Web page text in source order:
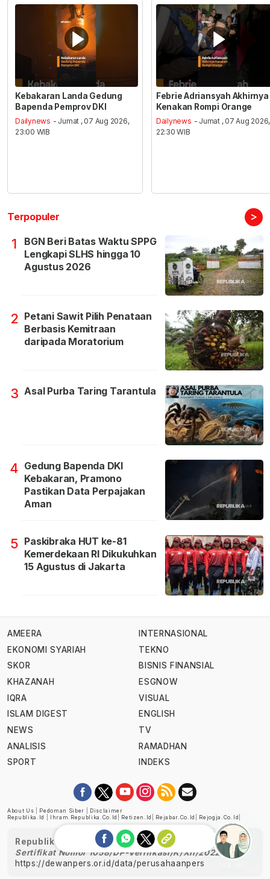
Kebakaran Landa Gedung
Bapenda Pemprov DKI
Dailynews - Jumat , 07 Aug 2026,
23:00 WIB
Febrie Adriansyah Akhirnya
Kenakan Rompi Orange
Dailynews - Jumat , 07 Aug 2026,
22:30 WIB
Terpopuler >
1
BGN Beri Batas Waktu SPPG
Lengkapi SLHS hingga 10
Agustus 2026
2 Petani Sawit Pilih Penataan
Berbasis Kemitraan
daripada Moratorium
3 Asal Purba Taring Tarantula
4 Gedung Bapenda DKI
Kebakaran, Pramono
Pastikan Data Perpajakan
Aman
5 Paskibraka HUT ke-81
Kemerdekaan RI Dikukuhkan
15 Agustus di Jakarta
AMEERA
EKONOMI SYARIAH
SKOR
KHAZANAH
IQRA
ISLAM DIGEST
NEWS
ANALISIS
SPORT
INTERNASIONAL
TEKNO
BISNIS FINANSIAL
ESGNOW
VISUAL
ENGLISH
TV
RAMADHAN
INDEKS
About Us Pedoman Siber
Disclaimer
Republika.id
Ihram.republika.co.id Retizen.id Rejabar.co.id Rejogja.co.id
Republika telah diverifikasi oleh Dewan Pers
Sertifikat Nomor 1058/DP-Verifikasi/K/XII/2022
https://dewanpers.or.id/data/perusahaanpers